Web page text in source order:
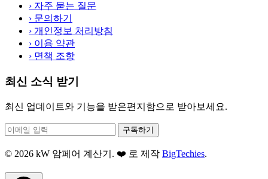
› 자주 묻는 질문
› 문의하기
› 개인정보 처리방침
› 이용 약관
› 면책 조항
최신 소식 받기
최신 업데이트와 기능을 받은편지함으로 받아보세요.
구독하기
© 2026 kW 암페어 계산기. ❤️ 로 제작 BigTechies.